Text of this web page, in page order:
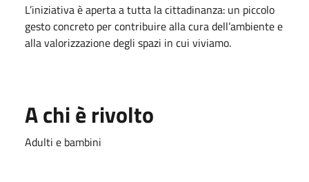
L’iniziativa è aperta a tutta la cittadinanza: un piccolo
gesto concreto per contribuire alla cura dell’ambiente e
alla valorizzazione degli spazi in cui viviamo.
A chi è rivolto
Adulti e bambini